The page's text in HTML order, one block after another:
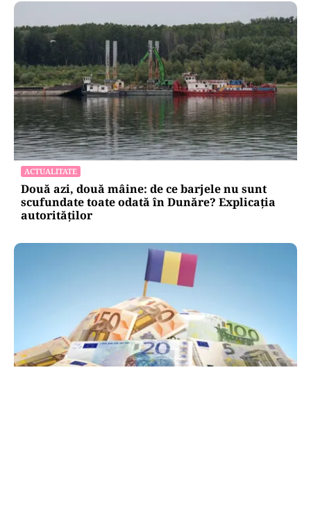
ACTUALITATE
Două azi, două mâine: de ce barjele nu sunt
scufundate toate odată în Dunăre? Explicația
autorităților